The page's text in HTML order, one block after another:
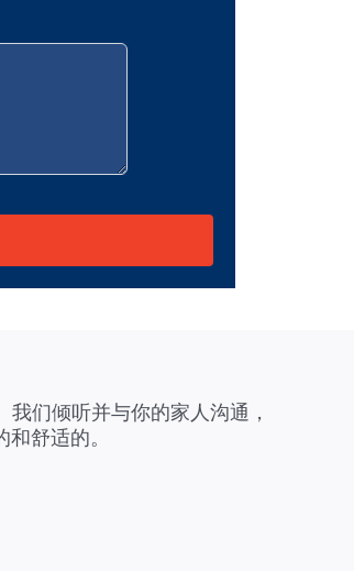
们倾听并与你的家人沟通，
舒适的。